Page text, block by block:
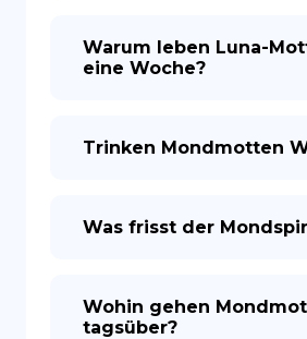
Warum leben Luna-
eine Woche?
Trinken Mondmotten
Was frisst der
Wohin gehen
tagsüber?